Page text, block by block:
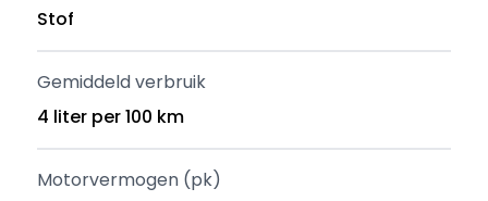
Stof
Gemiddeld verbruik
4 liter per 100 km
Motorvermogen (pk)